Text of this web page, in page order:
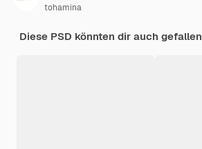
tohamina
Diese PSD könnten dir auch gefallen